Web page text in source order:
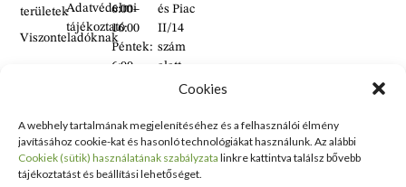
Cookies
A webhely tartalmának megjelenítéséhez és a felhasználói élmény
javításához cookie-kat és hasonló technológiákat használunk. Az alábbi
Cookiek (sütik) használatának szabályzata linkre kattintva találsz bővebb
tájékoztatást és beállítási lehetőséget.
területek
Viszonteladóknak
Adatvédelmi
tájékoztató
és Piac
II/14
szám
alatt
található
+36 30
938
2626
6:00–
16:00
Péntek:
6:00–
6:00–
14:00
Vasárnap:
ZÁRVA